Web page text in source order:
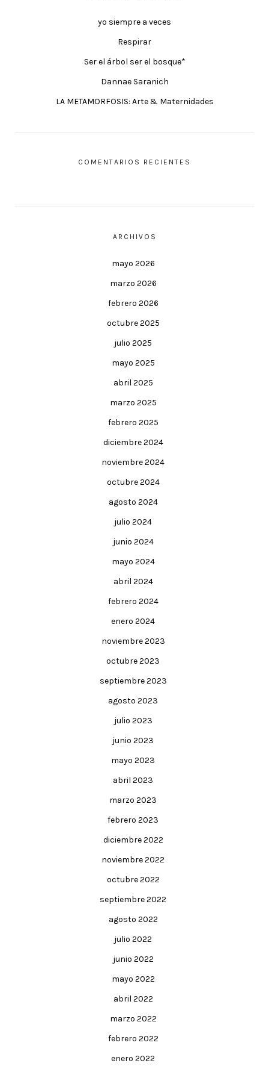
yo siempre a veces
Respirar
Ser el árbol ser el bosque*
Dannae Saranich
LA METAMORFOSIS: Arte & Maternidades
COMENTARIOS RECIENTES
ARCHIVOS
mayo 2026
marzo 2026
febrero 2026
octubre 2025
julio 2025
mayo 2025
abril 2025
marzo 2025
febrero 2025
diciembre 2024
noviembre 2024
octubre 2024
agosto 2024
julio 2024
junio 2024
mayo 2024
abril 2024
febrero 2024
enero 2024
noviembre 2023
octubre 2023
septiembre 2023
agosto 2023
julio 2023
junio 2023
mayo 2023
abril 2023
marzo 2023
febrero 2023
diciembre 2022
noviembre 2022
octubre 2022
septiembre 2022
agosto 2022
julio 2022
junio 2022
mayo 2022
abril 2022
marzo 2022
febrero 2022
enero 2022